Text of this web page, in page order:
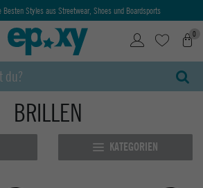
Styles aus Streetwear, Shoes und Boardsports
0
BRILLEN
KATEGORIEN